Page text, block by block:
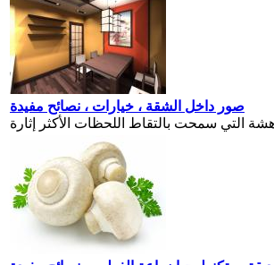
صور داخل الشقة ، خيارات ، نصائح مفيدة